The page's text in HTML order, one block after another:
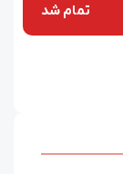
تمام شد